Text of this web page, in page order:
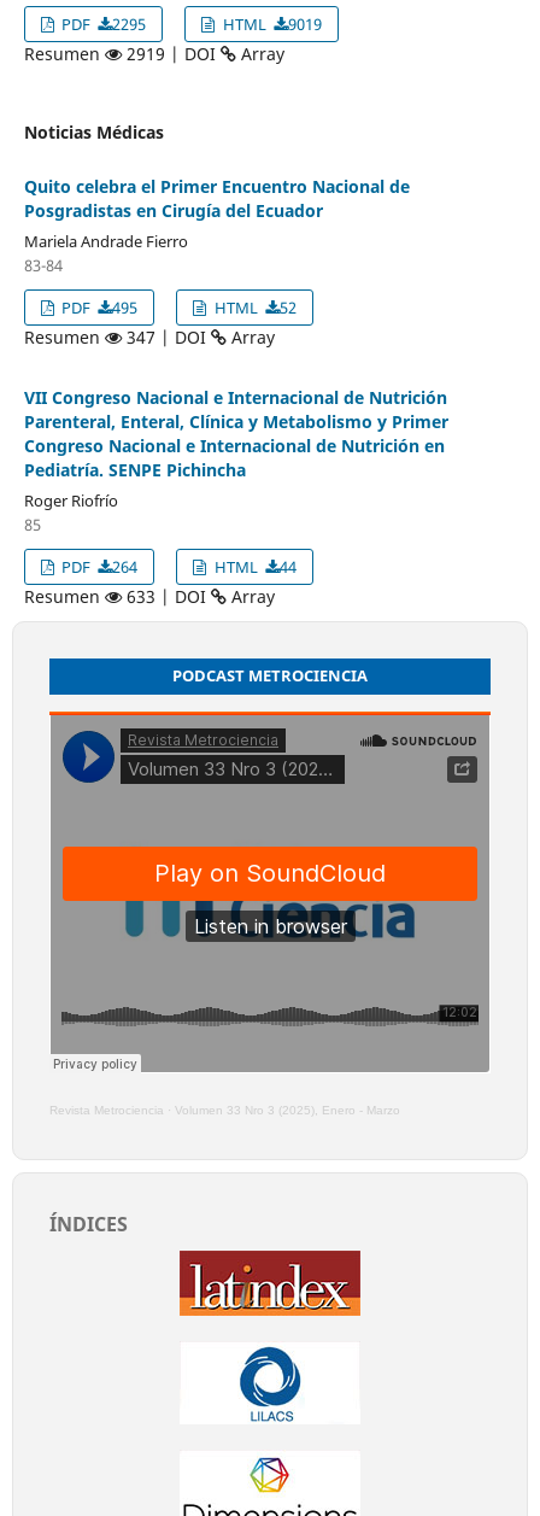
PDF 2295 HTML 9019
Resumen 2919 | DOI Array
Noticias Médicas
Quito celebra el Primer Encuentro Nacional de
Posgradistas en Cirugía del Ecuador
Mariela Andrade Fierro
83-84
PDF
495 HTML 52
Resumen 347 | DOI Array
VII Congreso Nacional e Internacional de Nutrición
Parenteral, Enteral, Clínica y Metabolismo y Primer
Congreso Nacional e Internacional de Nutrición en
Pediatría. SENPE Pichincha
Roger Riofrío
85
PDF
264 HTML 44
Resumen 633 | DOI Array
PODCAST METROCIENCIA
Revista Metrociencia · Volumen 33 Nro 3 (2025), Enero - Marzo
ÍNDICES